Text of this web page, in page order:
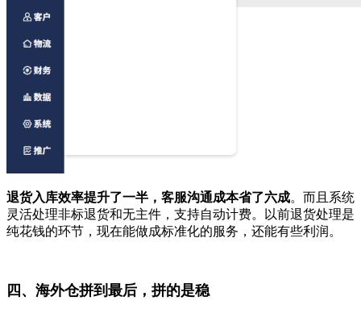
退货入库效率提升了一半，客服沟通成本省了六成。而且系统
灵活处理非标退货和无主件，支持自动计费。以前退货处理是
纯花钱的环节，现在能做成标准化的服务，还能有些利润。
四、海外仓拼到最后，拼的是稳